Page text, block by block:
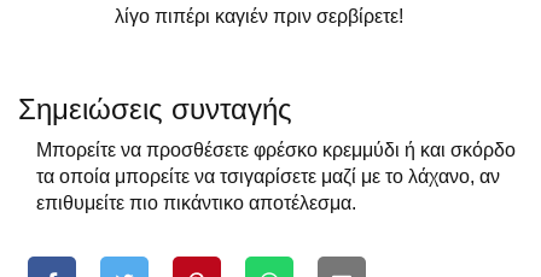
λίγο πιπέρι καγιέν πριν σερβίρετε!
Σημειώσεις συνταγής
Μπορείτε να προσθέσετε φρέσκο κρεμμύδι ή και σκόρδο
τα οποία μπορείτε να τσιγαρίσετε μαζί με το λάχανο, αν
επιθυμείτε πιο πικάντικο αποτέλεσμα.